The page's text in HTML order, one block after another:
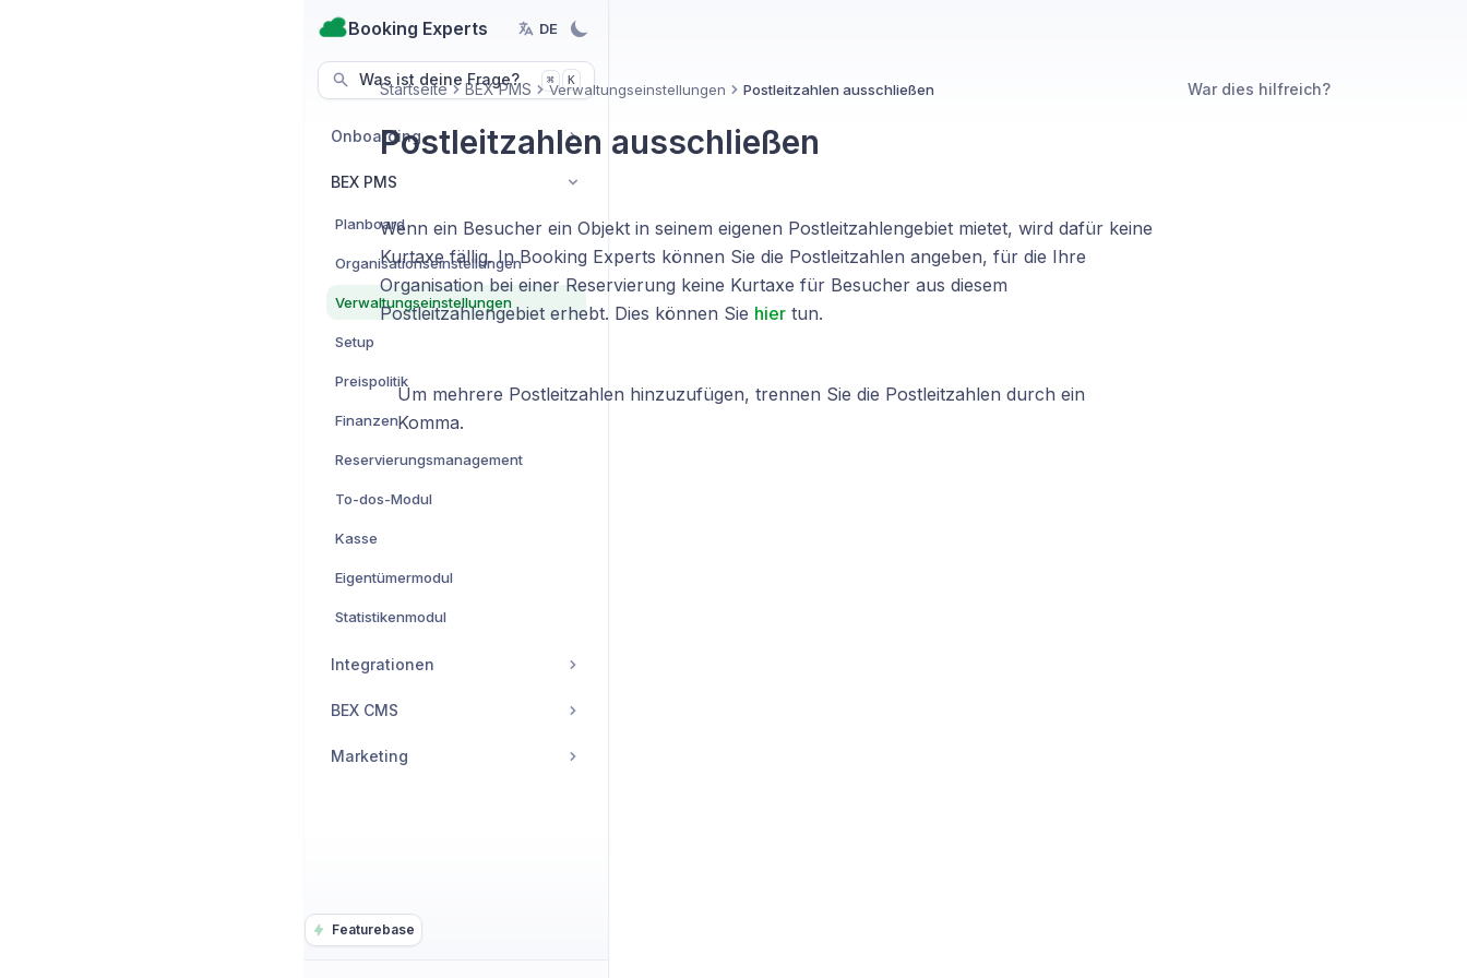
Booking Experts DE
Was ist deine Frage? ⌘ K
Featurebase
Onboarding
BEX PMS
Planboard
Organisationseinstellungen
Verwaltungseinstellungen
Setup
Preispolitik
Finanzen
Reservierungsmanagement
To-dos-Modul
Kasse
Eigentümermodul
Statistikenmodul
Integrationen
BEX CMS
Marketing
Startseite BEX PMS Verwaltungseinstellungen Postleitzahlen ausschließen
Postleitzahlen ausschließen
Wenn ein Besucher ein Objekt in seinem eigenen Postleitzahlengebiet mietet, wird dafür keine
Kurtaxe fällig. In Booking Experts können Sie die Postleitzahlen angeben, für die Ihre
Organisation bei einer Reservierung keine Kurtaxe für Besucher aus diesem
Postleitzahlengebiet erhebt. Dies können Sie hiertun.
Um mehrere Postleitzahlen hinzuzufügen, trennen Sie die Postleitzahlen durch ein
Komma.
War dies hilfreich?